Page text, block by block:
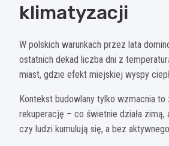
klimatyzacji
W polskich warunkach przez lata
ostatnich dekad liczba dni z
miast, gdzie efekt miejskiej wyspy
Kontekst budowlany tylko wzmacnia
rekuperację – co świetnie działa zimą,
czy ludzi kumulują się, a bez